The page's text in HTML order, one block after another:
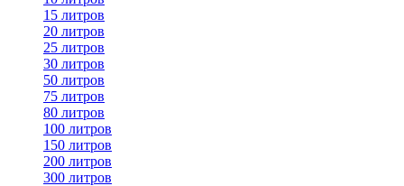
15 литров
20 литров
25 литров
30 литров
50 литров
75 литров
80 литров
100 литров
150 литров
200 литров
300 литров